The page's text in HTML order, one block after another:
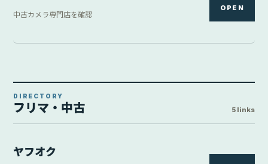
中古カメラ専門店を確認
OPEN
DIRECTORY
フリマ・中古 5 links
ヤフオク